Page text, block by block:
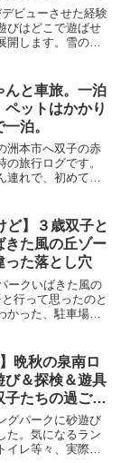
ビューさせた経験
びはどこで遊ばせ
開します。雪のな
たのに、まったく
事態を回避するこ
います。
んと車旅。一泊
ットはかかり
泊。
洲本市へ双子の赤
旅行ログです。
連れで、初めての
めてにしては思い
した。
ど】３歳双子と
きた風の丘ゾー
った落とし穴
ークいばきた風の
行って思ったのと
った、駐車場の
の事前準備と対策
晩秋の泉南ロ
び＆探検＆遊具
子たちの過ごし
グパークに砂遊び
た。気になるラン
レ等々、実際に